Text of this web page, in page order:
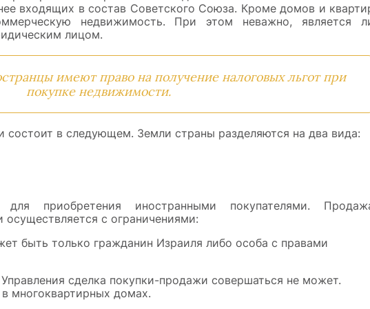
входящих в состав Советского Союза. Кроме домов и
недвижимость. При этом неважно, является
лицом.
имеют право на получение налоговых льгот при
покупке недвижимости.
состоит в следующем. Земли страны разделяются на два вида:
приобретения иностранными покупателями.
осуществляется с ограничениями:
быть только гражданин Израиля либо особа с правами
сделка покупки-продажи совершаться не может.
многоквартирных домах.